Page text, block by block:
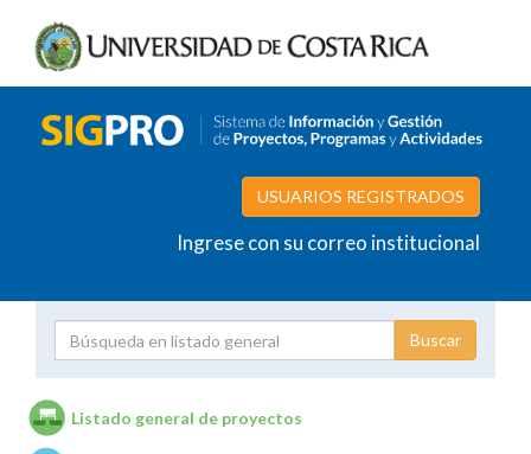
USUARIOS REGISTRADOS
Ingrese con su correo institucional
Listado general de proyectos